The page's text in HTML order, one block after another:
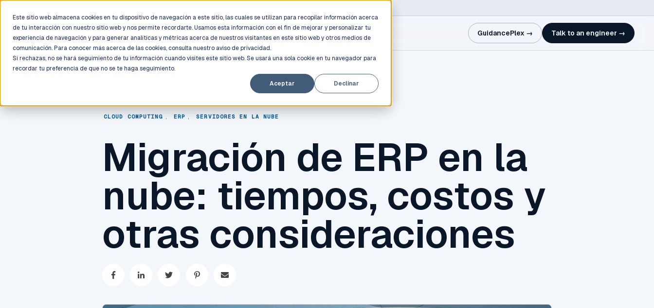
Este sitio web almacena cookies en tu dispositivo de navegación a este sitio, las cuales se utilizan para recopilar información acerca
de tu interacción con nuestro sitio web y nos permite recordarte. Usamos esta información con el fin de mejorar y personalizar tu
experiencia de navegación y para generar analíticas y métricas acerca de nuestros visitantes en este sitio web y otros medios de
comunicación. Para conocer más acerca de las cookies, consulta nuestro aviso de privacidad.
Si rechazas, no se hará seguimiento de tu información cuando visites este sitio web. Se usará una sola cookie en tu navegador para
recordar tu preferencia de que no se te haga seguimiento.
Aceptar
Declinar
Process GuidancePlex → Talk to an engineer →
CLOUD COMPUTING ERP SERVIDORES EN LA NUBE
Migración de ERP en la
nube: tiempos, costos y
otras consideraciones